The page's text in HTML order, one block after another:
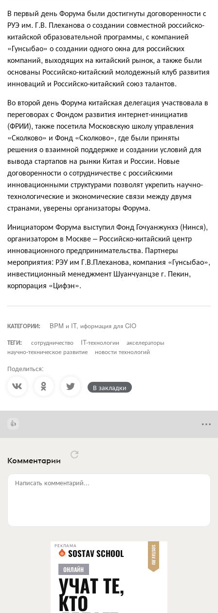
В первый день Форума были достигнуты договоренности с
РУЭ им. Г.В. Плеханова о создании совместной российско-
китайской образовательной программы, с компанией
«Гунсыбао» о создании одного окна для российских
компаний, выходящих на китайский рынок, а также были
основаны Российско-китайский молодежный клуб развития
инноваций и Российско-китайский союз талантов.
Во второй день Форума китайская делегация участвовала в
переговорах с Фондом развития интернет-инициатив
(ФРИИ), также посетила Московскую школу управления
«Сколково» и Фонд «Сколково», где были приняты
решения о взаимной поддержке и создании условий для
вывода стартапов на рынки Китая и России. Новые
договоренности о сотрудничестве с российскими
инновационными структурами позволят укрепить научно-
технологические и экономические связи между двумя
странами, уверены организаторы Форума.
Инициатором Форума выступил Фонд Гочуанжунхэ (Нинся),
организатором в Москве – Российско-китайский центр
инновационного предпринимательства. Партнеры
мероприятия: РЭУ им Г.В.Плеханова, компания «Гунсыбао»,
инвестиционный менеджмент Шуанчуанцзе г. Пекин,
корпорация «Цифэн».
КАТЕГОРИИ:
BPM и IT, иформация для CIO
ТЕГИ:
сотрудничество IT-технологии
акселераторы
научно-техническое развитие
новости технологий
Поделиться:
В закладки
Комментарии
Написать комментарий...
РЕКЛАМА